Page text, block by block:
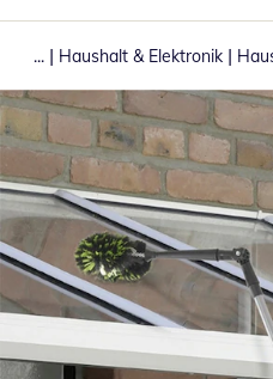
... | Haushalt & Elektronik |